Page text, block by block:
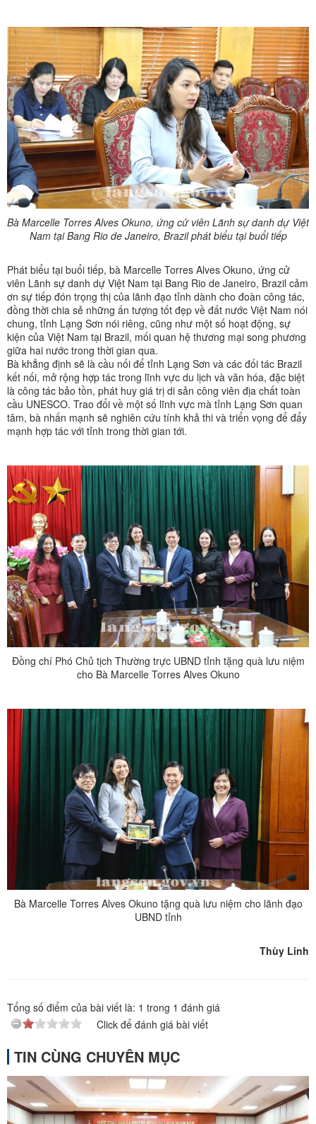
Bà Marcelle Torres Alves Okuno, ứng cử viên Lãnh sự danh dự Việt
Nam tại Bang Rio de Janeiro, Brazil phát biểu tại buổi tiếp
Phát biểu tại buổi tiếp, bà Marcelle Torres Alves Okuno, ứng cử
viên Lãnh sự danh dự Việt Nam tại Bang Rio de Janeiro, Brazil cảm
ơn sự tiếp đón trọng thị của lãnh đạo tỉnh dành cho đoàn công tác,
đồng thời chia sẻ những ấn tượng tốt đẹp về đất nước Việt Nam nói
chung, tỉnh Lạng Sơn nói riêng, cũng như một số hoạt động, sự
kiện của Việt Nam tại Brazil, mối quan hệ thương mại song phương
giữa hai nước trong thời gian qua.
Bà khẳng định sẽ là cầu nối để tỉnh Lạng Sơn và các đối tác Brazil
kết nối, mở rộng hợp tác trong lĩnh vực du lịch và văn hóa, đặc biệt
là công tác bảo tồn, phát huy giá trị di sản công viên địa chất toàn
cầu UNESCO. Trao đổi về một số lĩnh vực mà tỉnh Lạng Sơn quan
tâm, bà nhấn mạnh sẽ nghiên cứu tính khả thi và triển vọng để đẩy
mạnh hợp tác với tỉnh trong thời gian tới.
Đồng chí Phó Chủ tịch Thường trực UBND tỉnh tặng quà lưu niệm
cho Bà Marcelle Torres Alves Okuno
Bà Marcelle Torres Alves Okuno tặng quà lưu niệm cho lãnh đạo
UBND tỉnh
Thùy Linh
Tổng số điểm của bài viết là: 1 trong 1 đánh giá
Click để đánh giá bài viết
TIN CÙNG CHUYÊN MỤC